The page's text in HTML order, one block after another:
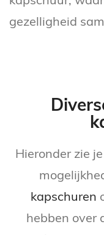
gezelligheid
Hieronder zie
kapschuren
hebben over